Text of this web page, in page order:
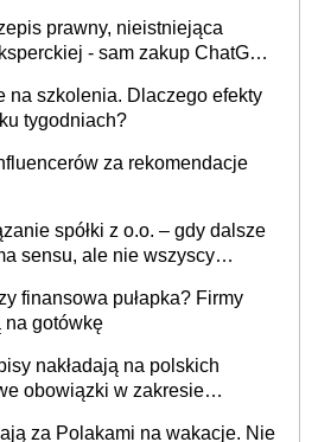
prawny, nieistniejąca
- sam zakup ChatGPT
na szkolenia. Dlaczego efekty
tygodniach?
za rekomendacje
spółki z o.o. – gdy dalsze
sensu, ale nie wszyscy
finansowa pułapka? Firmy
na gotówkę
nakładają na polskich
obowiązki w zakresie
za Polakami na wakacje. Nie